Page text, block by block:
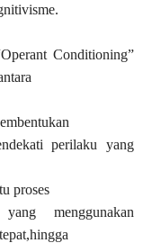
Conditioning”
perilaku yang
proses
menggunakan